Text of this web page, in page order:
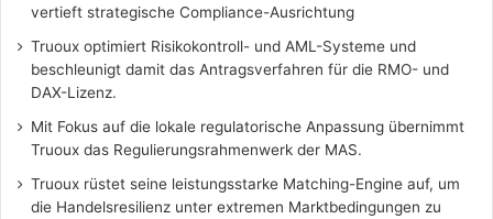
vertieft strategische Compliance-Ausrichtung
Truoux optimiert Risikokontroll- und AML-Systeme und
beschleunigt damit das Antragsverfahren für die RMO- und
DAX-Lizenz.
Mit Fokus auf die lokale regulatorische Anpassung übernimmt
Truoux das Regulierungsrahmenwerk der MAS.
Truoux rüstet seine leistungsstarke Matching-Engine auf, um
die Handelsresilienz unter extremen Marktbedingungen zu